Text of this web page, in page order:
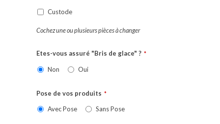
Custode
Cochez une ou plusieurs pièces à changer
Etes-vous assuré "Bris de glace" ? *
Non Oui
Pose de vos produits *
Avec Pose Sans Pose